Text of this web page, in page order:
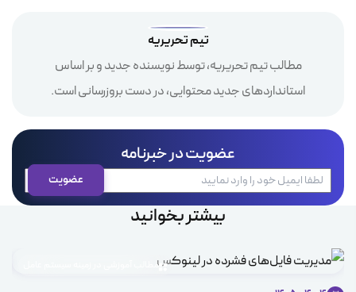
تیم تحریریه
مطالب تیم تحریریه، توسط نویسنده جدید و بر اساس
استانداردهای جدید محتوایی، در دست بروزرسانی است.
عضویت در خبرنامه
بیشتر بخوانید
مطالب آموزشی در زمینه سیستم عامل